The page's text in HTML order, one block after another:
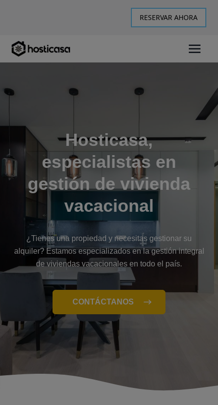
RESERVAR AHORA
Hosticasa,
especialistas en
gestión de vivienda
vacacional
¿Tienes una propiedad y necesitas gestionar su
alquiler? Estamos especializados en la gestión integral
de viviendas vacacionales en todo el país.
CONTÁCTANOS